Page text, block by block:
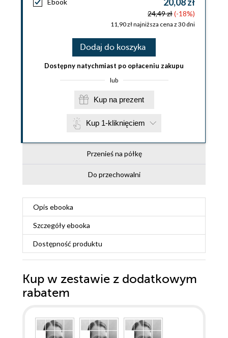
Ebook
24,49 zł(-18%)
11,90 zł najniższa cena z 30 dni
Dodaj do koszyka
Dostępny natychmiast po opłaceniu zakupu
lub
Kup na prezent
Kup 1-kliknięciem
Przenieś na półkę
Do przechowalni
Opis ebooka
Szczegółyebooka
Dostępność produktu
Kup w zestawie z dodatkowym
rabatem